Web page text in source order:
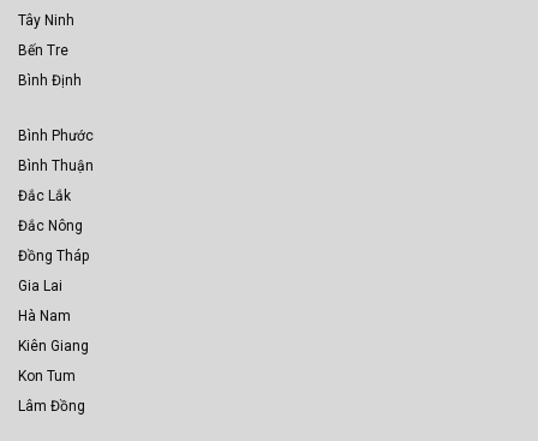
Tây Ninh
Bến Tre
Bình Định
Bình Phước
Bình Thuận
Đắc Lắk
Đắc Nông
Đồng Tháp
Gia Lai
Hà Nam
Kiên Giang
Kon Tum
Lâm Đồng